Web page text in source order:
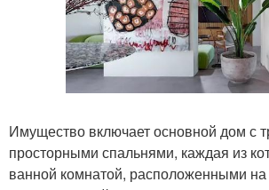
Имущество включает основной дом с
просторными спальнями, каждая из
ванной комнатой, расположенными